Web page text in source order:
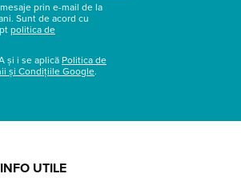
prin e-mail de la
Sunt de acord cu
politica de
și i se aplică Politica de
și Condițiile Google.
INFO UTILE